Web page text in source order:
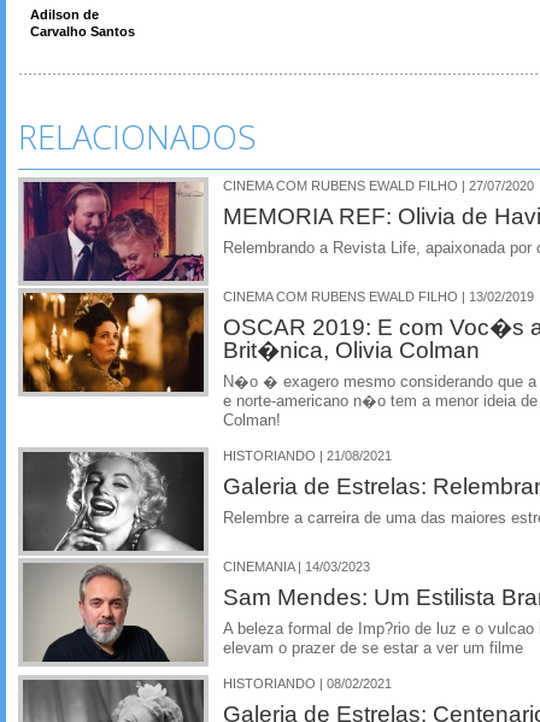
Adilson de
Carvalho Santos
RELACIONADOS
CINEMA COM RUBENS EWALD FILHO | 27/07/2020
MEMORIA REF: Olivia de
Relembrando a Revista Life, apaixonada por
CINEMA COM RUBENS EWALD FILHO | 13/02/2019
OSCAR 2019: E com Voc�s
Brit�nica, Olivia Colman
N�o � exagero mesmo considerando que
e norte-americano n�o tem a menor ideia
Colman!
HISTORIANDO | 21/08/2021
Galeria de Estrelas:
Relembre a carreira de uma das maiores
CINEMANIA | 14/03/2023
Sam Mendes: Um Estilista
A beleza formal de Imp?rio de luz e o
elevam o prazer de se estar a ver um filme
HISTORIANDO | 08/02/2021
Galeria de Estrelas: